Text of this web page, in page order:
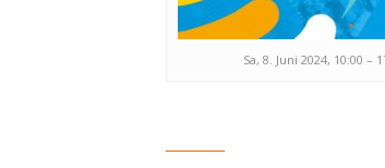
Sa, 8. Juni 2024, 10:00